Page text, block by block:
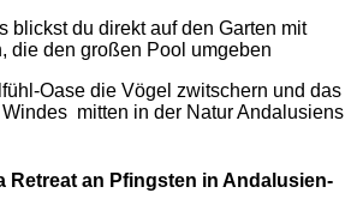
blickst du direkt auf den Garten mit
die den großen Pool umgeben
Oase die Vögel zwitschern und das
mitten in der Natur Andalusiens
Retreat an Pfingsten in Andalusien-